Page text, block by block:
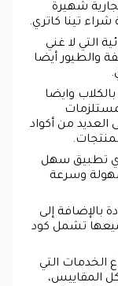
شهيرة
تينا كاتري.
التي لا غني
والطيور أيضا
وايضا
العديد من أكواد
تطبيق سهل
وسرعة
بالإضافة إلى
تشمل كود
الخدمات التي
المقاييس،